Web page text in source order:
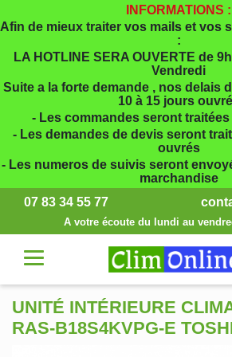
INFORMATIONS :
Afin de mieux traiter vos mails et vos
:
LA HOTLINE SERA OUVERTE de
Vendredi
Suite a la forte demande , nos delais
10 à 15 jours
- Les commandes seront
- Les demandes de devis seront
ouvrés
- Les numeros de suivis seront
marchandise
07 83 34 55 77
A votre écoute du lundi au
UNITÉ INTÉRIEURE
RAS-B18S4KVPG-E